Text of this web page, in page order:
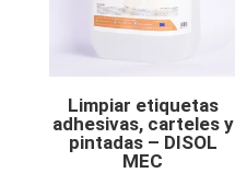
Limpiar etiquetas
adhesivas, carteles y
pintadas – DISOL
MEC